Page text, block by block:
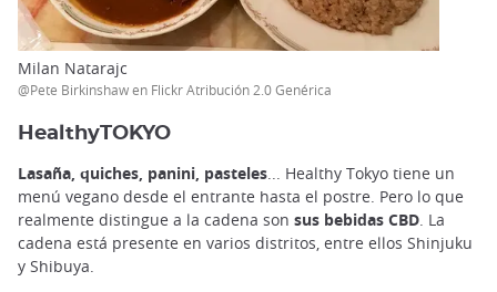
Milan Natarajc
@Pete Birkinshaw en Flickr Atribución 2.0 Genérica
HealthyTOKYO
Lasaña, quiches, panini, pasteles ... Healthy Tokyo tiene un
menú vegano desde el entrante hasta el postre. Pero lo que
realmente distingue a la cadena son sus bebidas CBD . La
cadena está presente en varios distritos, entre ellos Shinjuku
y Shibuya.